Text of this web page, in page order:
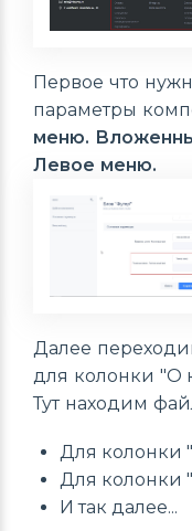
Первое что
параметры
меню.
Левое меню.
Далее
для колонки "О
Тут находим
Для колонки
Для колонки
И так далее...